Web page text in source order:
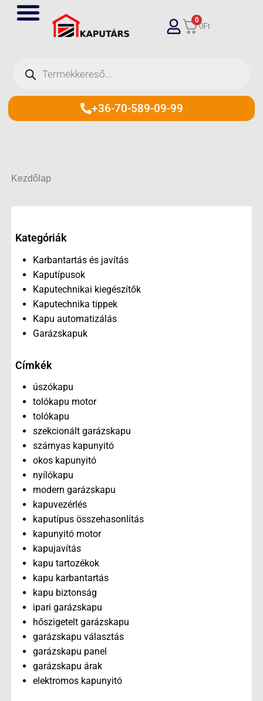
Skip
0
0Ft
+36-70-589-09-99
Kezdőlap
Kategóriák
Karbantartás és javítás
Kaputípusok
Kaputechnikai kiegészítők
Kaputechnika tippek
Kapu automatizálás
Garázskapuk
Címkék
úszókapu
tolókapu motor
tolókapu
szekcionált garázskapu
szárnyas kapunyitó
okos kapunyitó
nyílókapu
modern garázskapu
kapuvezérlés
kaputípus összehasonlítás
kapunyitó motor
kapujavítás
kapu tartozékok
kapu karbantartás
kapu biztonság
ipari garázskapu
hőszigetelt garázskapu
garázskapu választás
garázskapu panel
garázskapu árak
elektromos kapunyitó